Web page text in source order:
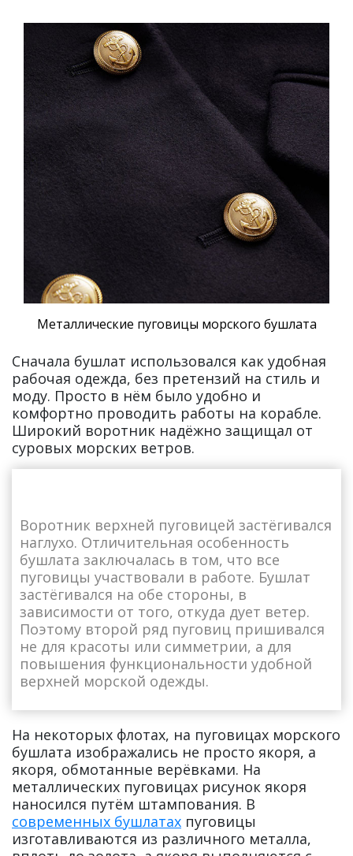
Металлические пуговицы морского бушлата
Сначала бушлат использовался как удобная
рабочая одежда, без претензий на стиль и
моду. Просто в нём было удобно и
комфортно проводить работы на корабле.
Широкий воротник надёжно защищал от
суровых морских ветров.
Воротник верхней пуговицей застёгивался
наглухо. Отличительная особенность
бушлата заключалась в том, что все
пуговицы участвовали в работе. Бушлат
застёгивался на обе стороны, в
зависимости от того, откуда дует ветер.
Поэтому второй ряд пуговиц пришивался
не для красоты или симметрии, а для
повышения функциональности удобной
верхней морской одежды.
На некоторых флотах, на пуговицах морского
бушлата изображались не просто якоря, а
якоря, обмотанные верёвками. На
металлических пуговицах рисунок якоря
наносился путём штампования. В
современных бушлатах пуговицы
изготавливаются из различного металла,